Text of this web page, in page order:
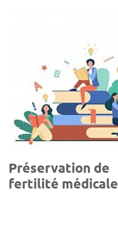
Préservation de
fertilité médicale